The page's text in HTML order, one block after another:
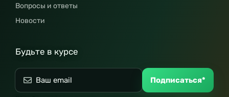
Вопросы и ответы
Новости
Будьте в курсе
Подписаться*